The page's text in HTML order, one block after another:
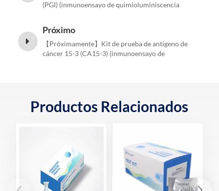
(PGI) (inmunoensayo de quimioluminiscencia
Próximo
【Próximamente】Kit de prueba de antígeno de
cáncer 15-3 (CA15-3) (inmunoensayo de
Productos Relacionados